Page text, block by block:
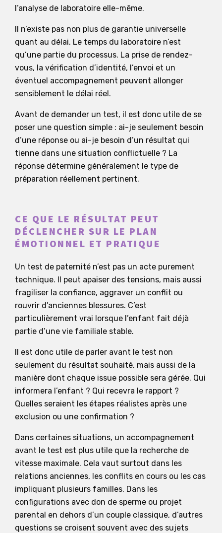
l’analyse de laboratoire elle-même.
Il n’existe pas non plus de garantie universelle
quant au délai. Le temps du laboratoire n’est
qu’une partie du processus. La prise de rendez-
vous, la vérification d’identité, l’envoi et un
éventuel accompagnement peuvent allonger
sensiblement le délai réel.
Avant de demander un test, il est donc utile de se
poser une question simple : ai-je seulement besoin
d’une réponse ou ai-je besoin d’un résultat qui
tienne dans une situation conflictuelle ? La
réponse détermine généralement le type de
préparation réellement pertinent.
CE QUE LE RÉSULTAT PEUT
DÉCLENCHER SUR LE PLAN
ÉMOTIONNEL ET PRATIQUE
Un test de paternité n’est pas un acte purement
technique. Il peut apaiser des tensions, mais aussi
fragiliser la confiance, aggraver un conflit ou
rouvrir d’anciennes blessures. C’est
particulièrement vrai lorsque l’enfant fait déjà
partie d’une vie familiale stable.
Il est donc utile de parler avant le test non
seulement du résultat souhaité, mais aussi de la
manière dont chaque issue possible sera gérée. Qui
informera l’enfant ? Qui recevra le rapport ?
Quelles seraient les étapes réalistes après une
exclusion ou une confirmation ?
Dans certaines situations, un accompagnement
avant le test est plus utile que la recherche de
vitesse maximale. Cela vaut surtout dans les
relations anciennes, les conflits en cours ou les cas
impliquant plusieurs familles. Dans les
configurations avec don de sperme ou projet
parental en dehors d’un couple classique, d’autres
questions se croisent souvent avec des sujets